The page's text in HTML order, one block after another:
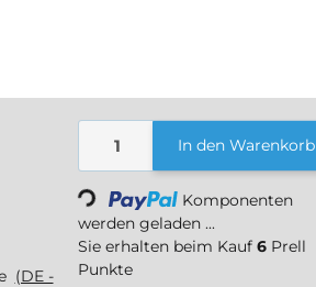
(DE -
In den Warenkorb
Loading...
Komponenten
werden geladen ...
Sie erhalten beim Kauf 6 Prell
Punkte